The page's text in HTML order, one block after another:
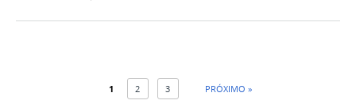
1 2 3 PRÓXIMO »